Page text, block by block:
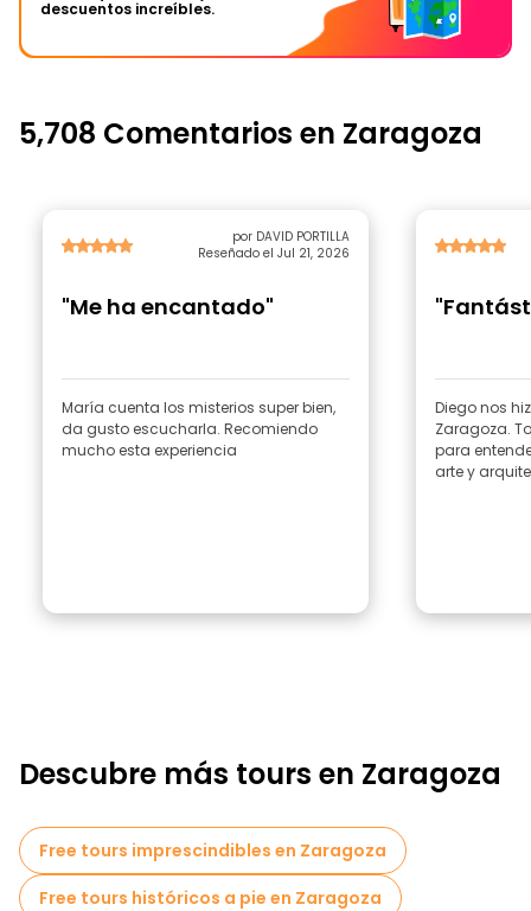
descuentos increíbles.
5,708 Comentarios en Zaragoza
por DAVID PORTILLA
Reseñado el Jul 21, 2026
"Me ha encantado"
María cuenta los misterios super bien,
da gusto escucharla. Recomiendo
mucho esta experiencia
Diego nos
Zaragoza.
para
arte y
Descubre más tours en Zaragoza
Free tours imprescindibles en Zaragoza
Free tours históricos a pie en Zaragoza